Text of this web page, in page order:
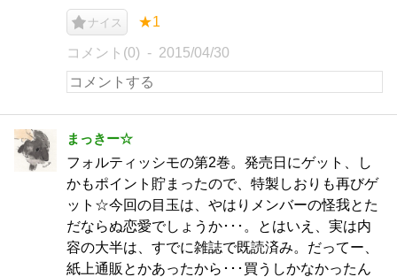
ナイス ★1
コメント(0) 2015/04/30
まっきー☆
フォルティッシモの第2巻。発売日にゲット、し
かもポイント貯まったので、特製しおりも再びゲ
ット☆今回の目玉は、やはりメンバーの怪我とた
だならぬ恋愛でしょうか･･･。とはいえ、実は内
容の大半は、すでに雑誌で既読済み。だってー、
紙上通販とかあったから･･･買うしかなかったん